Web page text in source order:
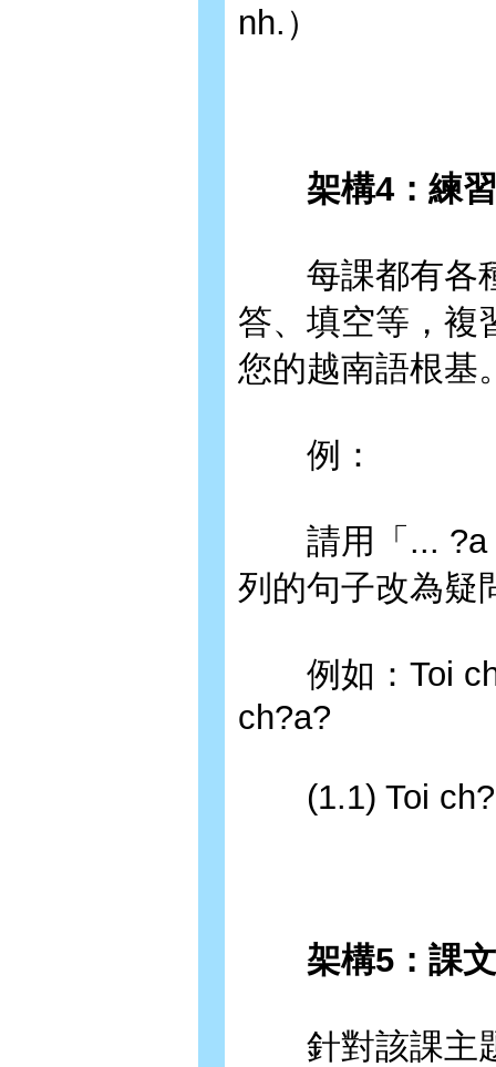
nh.）
架構4：練習
每課都有各種
答、填空等，複
您的越南語根基
例：
請用「... ?a +
列的句子改為疑
例如：Toi
ch?a?
(1.1) Toi
架構5：課文
針對該課主題